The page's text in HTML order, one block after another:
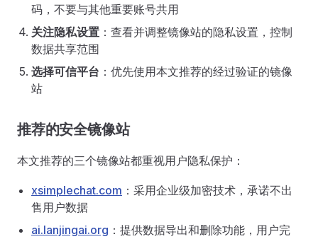
码，不要与其他重要账号共用
关注隐私设置 ：查看并调整镜像站的隐私设置，控制
数据共享范围
选择可信平台 ：优先使用本文推荐的经过验证的镜像
站
推荐的安全镜像站
本文推荐的三个镜像站都重视用户隐私保护：
xsimplechat.com ：采用企业级加密技术，承诺不出
售用户数据
ai.lanjingai.org ：提供数据导出和删除功能，用户完